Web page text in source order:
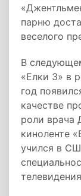
парню
веселого
В
«Елки 3» в
год
качестве
роли врача
киноленте
учился в